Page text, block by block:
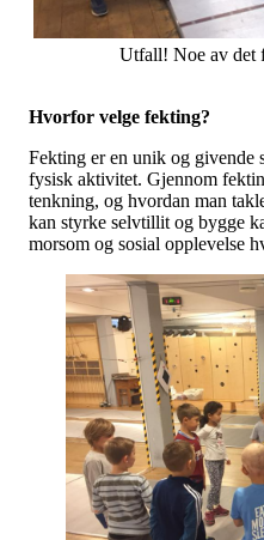
Utfall! Noe av det
Hvorfor velge fekting?
Fekting er en unik og givende
fysisk aktivitet. Gjennom
tenkning, og hvordan man
kan styrke selvtillit og bygge
morsom og sosial opplevelse